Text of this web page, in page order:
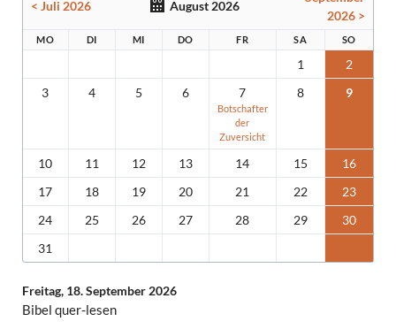
< Juli 2026 August 2026
2026 >
MO DI MI DO FR SA SO
1
2
3
4 5 6 7
Botschafter
der
Zuversicht
8 9
10 11 12 13 14 15
16
17
18 19 20 21 22
23
24
25 26 27 28 29
30
31
Freitag, 18. September 2026
Bibel quer-lesen